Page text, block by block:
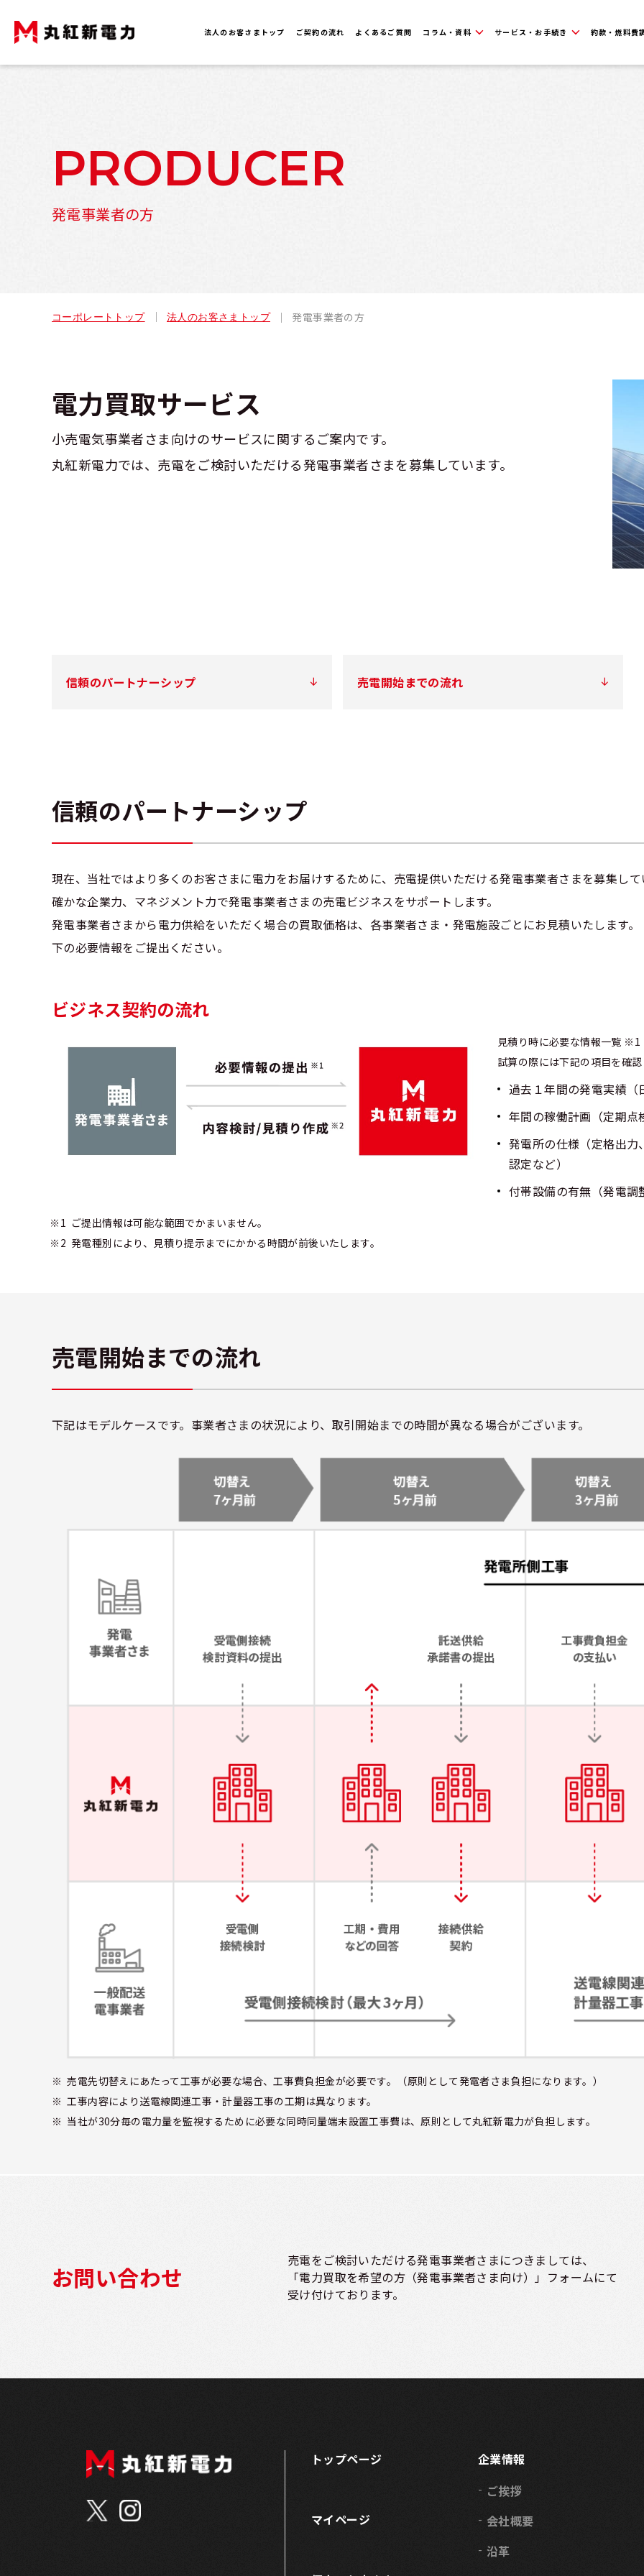
法人のお客さまトップ ご契約の流れ よくあるご質問 コラム・資料 サービス・お手続き 約款・燃料費
PRODUCER
発電事業者の方
コーポレートトップ 法人のお客さまトップ 発電事業者の方
電力買取サービス
小売電気事業者さま向けのサービスに関するご案内です。
丸紅新電力では、売電をご検討いただける発電事業者さまを募集しています。
信頼のパートナーシップ 売電開始までの流れ
信頼のパートナーシップ
現在、当社ではより多くのお客さまに電力をお届けするために、売電提供いただける発電事業者さまを募集して
確かな企業力、マネジメント力で発電事業者さまの売電ビジネスをサポートします。
発電事業者さまから電力供給をいただく場合の買取価格は、各事業者さま・発電施設ごとにお見積いたします。
下の必要情報をご提出ください。
ビジネス契約の流れ
見積り時に必要な情報一覧 ※1
試算の際には下記の項目を確
過去１年間の発電実績（
年間の稼働計画（定期点
発電所の仕様（定格出
認定など）
付帯設備の有無（発電調
ご提出情報は可能な範囲でかまいません。
発電種別により、見積り提示までにかかる時間が前後いたします。
売電開始までの流れ
下記はモデルケースです。事業者さまの状況により、取引開始までの時間が異なる場合がございます。
売電先切替えにあたって工事が必要な場合、工事費負担金が必要です。（原則として発電者さま負担になります。）
工事内容により送電線関連工事・計量器工事の工期は異なります。
当社が30分毎の電力量を監視するために必要な同時同量端末設置工事費は、原則として丸紅新電力が負担します。
お問い合わせ
売電をご検討いただける発電事業者さまにつきましては、
「電力買取を希望の方（発電事業者さま向け）」 フォームにて
受け付けております。
トップページ
マイページ
企業情報
ご挨拶
会社概要
沿革